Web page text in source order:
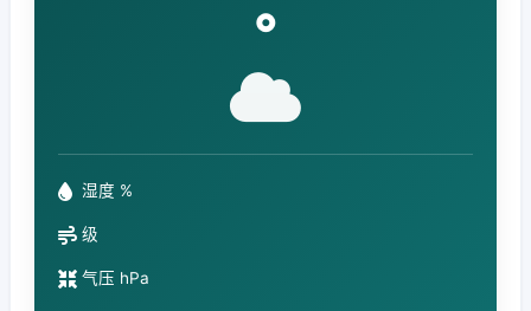
°
湿度 %
级
气压 hPa